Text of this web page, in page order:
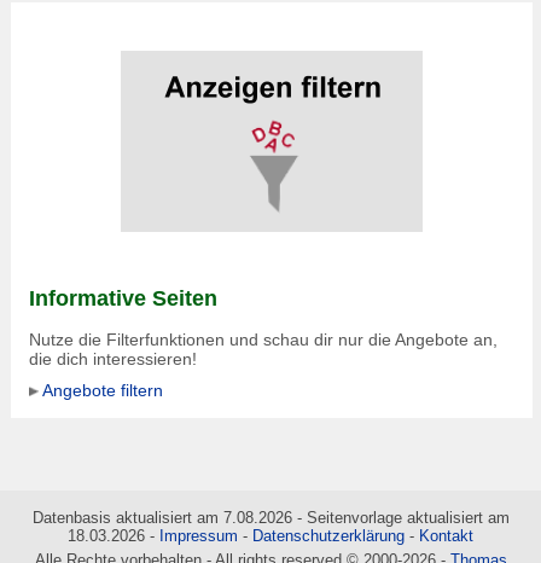
Informative Seiten
Nutze die Filterfunktionen und schau dir nur die Angebote an,
die dich interessieren!
Angebote filtern
Datenbasis aktualisiert am 7.08.2026 - Seitenvorlage aktualisiert am
18.03.2026 - Impressum - Datenschutzerklärung - Kontakt